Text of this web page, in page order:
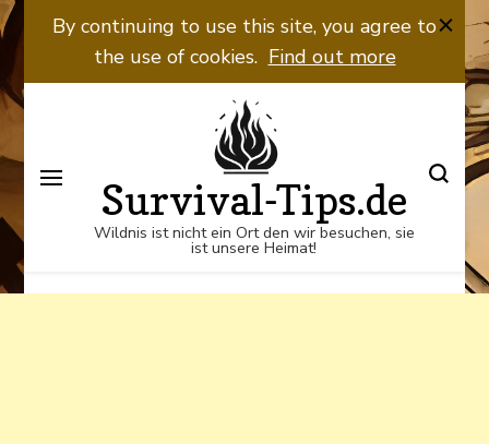
Wildnis ist nicht ein Ort den wir
besuchen, sie ist unsere Heimat!
By continuing to use this site, you agree to
the use of cookies. Find out more
Survival-Tips.de
Wildnis ist nicht ein Ort den wir besuchen, sie
ist unsere Heimat!